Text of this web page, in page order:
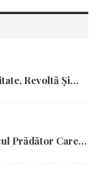
Revoltă Și…
Prădător Care…